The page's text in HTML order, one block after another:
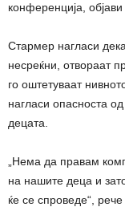
конференција, објави
Стармер нагласи
несреќни, отвораат
го оштетуваат
нагласи опасноста
децата.
„Нема да правам
на нашите деца и
ќе се спроведе“, рече